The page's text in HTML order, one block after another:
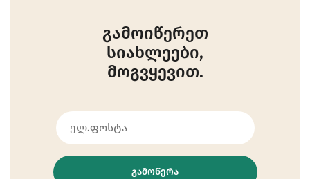
გამოიწერეთ
სიახლეები,
მოგვყევით.
ᲒᲐᲛᲝᲬᲔᲠᲐ